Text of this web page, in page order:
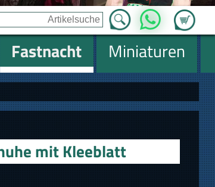
Zum
WhatsApp
Fastnacht
Miniaturen
mit Kleeblatt